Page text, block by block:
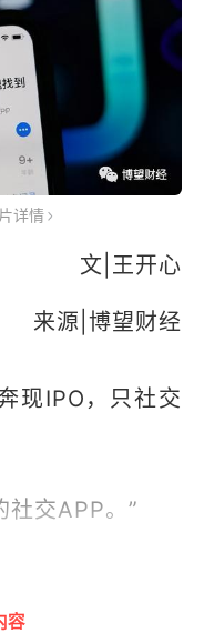
详情
文|王开心
来源|博望财经
现IPO，只社交
社交APP。”
内语音社交软件
计融资约2亿美
容